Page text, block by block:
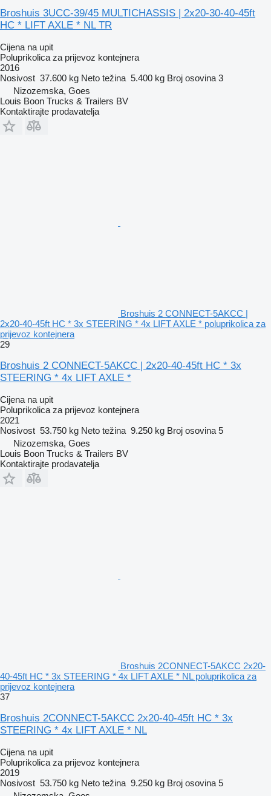
Broshuis 3UCC-39/45 MULTICHASSIS | 2x20-30-40-45ft
HC * LIFT AXLE * NL TR
Cijena na upit
Poluprikolica za prijevoz kontejnera
2016
Nosivost 37.600 kg Neto težina 5.400 kg Broj osovina 3
Nizozemska, Goes
Louis Boon Trucks & Trailers BV
Kontaktirajte prodavatelja
Broshuis 2 CONNECT-5AKCC |
2x20-40-45ft HC * 3x STEERING * 4x LIFT AXLE * poluprikolica za
prijevoz kontejnera
29
Broshuis 2 CONNECT-5AKCC | 2x20-40-45ft HC * 3x
STEERING * 4x LIFT AXLE *
Cijena na upit
Poluprikolica za prijevoz kontejnera
2021
Nosivost 53.750 kg Neto težina 9.250 kg Broj osovina 5
Nizozemska, Goes
Louis Boon Trucks & Trailers BV
Kontaktirajte prodavatelja
Broshuis 2CONNECT-5AKCC 2x20-
40-45ft HC * 3x STEERING * 4x LIFT AXLE * NL poluprikolica za
prijevoz kontejnera
37
Broshuis 2CONNECT-5AKCC 2x20-40-45ft HC * 3x
STEERING * 4x LIFT AXLE * NL
Cijena na upit
Poluprikolica za prijevoz kontejnera
2019
Nosivost 53.750 kg Neto težina 9.250 kg Broj osovina 5